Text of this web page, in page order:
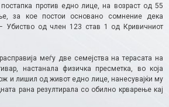
против едно лице, на возраст од 55
за кое постои основано сомнение дека
Убиство од член 123 став 1 од Кривичниот
меѓу две семејства на терасата на
настанала физичка пресметка, во која
и лишил од живот едно лице, нанесувајќи му
рана резултирала со обилно крварење кај